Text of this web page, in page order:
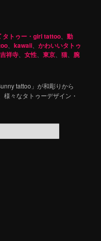
タトゥー・girl tattoo 、動
、kawaii 、かわいいタトゥ
吉祥寺 、女性 、東京 、猫 腕
tattoo」が和彫りから
々なタトゥーデザイン・